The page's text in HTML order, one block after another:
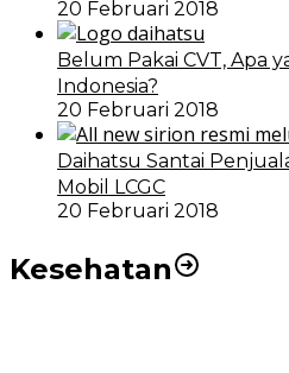
20 Februari 2018
Belum Pakai CVT, Apa
Indonesia?
20 Februari 2018
Daihatsu Santai
Mobil LCGC
20 Februari 2018
Kesehatan